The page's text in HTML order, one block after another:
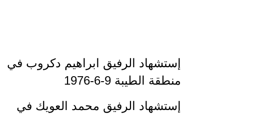
إستشهاد الرفيق ابراهيم دكروب في
منطقة الطيبة 9-6-1976
إستشهاد الرفيق محمد العويك في